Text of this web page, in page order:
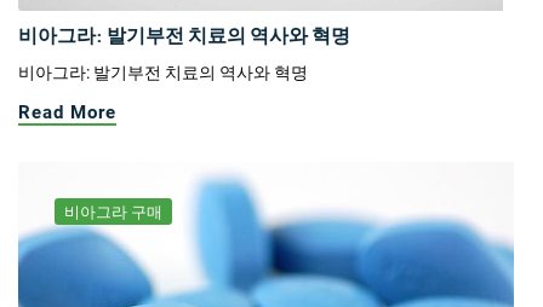
비아그라: 발기부전 치료의 역사와 혁명
비아그라: 발기부전 치료의 역사와 혁명
Read More
비아그라 구매